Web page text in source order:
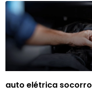
auto elétrica socorro